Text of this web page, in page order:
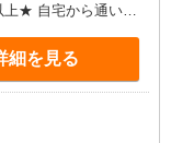
細を見る